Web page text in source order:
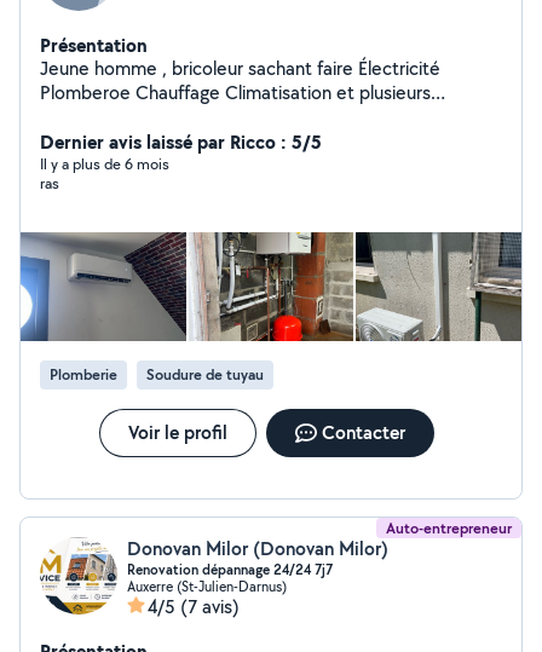
Présentation
Jeune homme , bricoleur sachant faire Électricité
Plomberoe Chauffage Climatisation et plusieurs
quatre vingts quinze vingt quatre soixante et onze vingt
quatre je ne peux pas souvent répondre par message
Cordialement
Dernier avis laissé par Ricco : 5/5
Il y a plus de 6 mois
ras
Plomberie Soudure de tuyau
Voir le profil Contacter
Auto-entrepreneur
Donovan Milor (Donovan Milor)
Renovation dépannage 24/24 7j7
Auxerre (St-Julien-Darnus)
4/5 (7 avis)